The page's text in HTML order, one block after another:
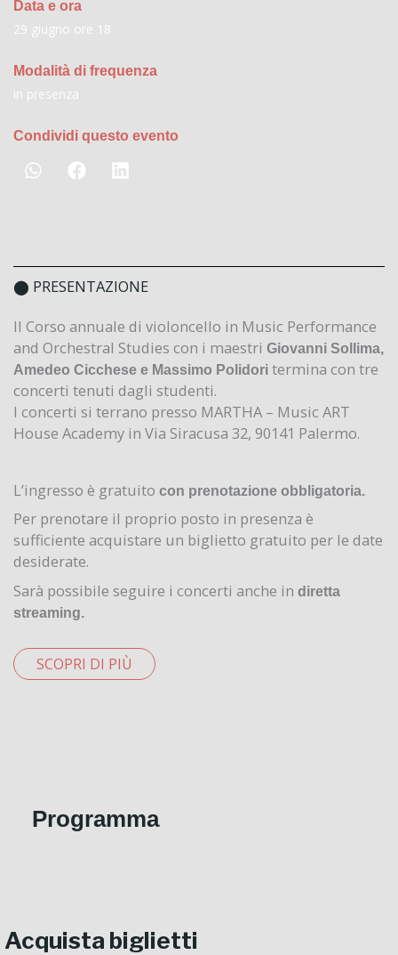
Data e ora
29 giugno ore 18
Modalità di frequenza
in presenza
Condividi questo evento
⬤ PRESENTAZIONE
Il Corso annuale di violoncello in Music Performance
and Orchestral Studies con i maestri Giovanni Sollima,
Amedeo Cicchese e Massimo Polidori termina con tre
concerti tenuti dagli studenti.
I concerti si terrano presso MARTHA – Music ART
House Academy in Via Siracusa 32, 90141 Palermo.
L’ingresso è gratuito con prenotazione obbligatoria.
Per prenotare il proprio posto in presenza è
sufficiente acquistare un biglietto gratuito per le date
desiderate.
Sarà possibile seguire i concerti anche in diretta
streaming.
SCOPRI DI PIÙ
Programma
Acquista biglietti